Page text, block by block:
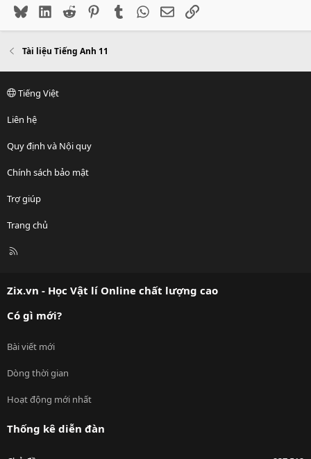
BlueskyLinkedIn
Reddit PinterestTumblr WhatsApp
EmailLink
Tài liệu Tiếng Anh 11
Tiếng Việt
Liên hệ
Quy định và Nội quy
Chính sách bảo mật
Trợ giúp
Trang chủ
R
Zix.vn - Học Vật lí Online chất lượng cao
Có gì mới?
Bài viết mới
Dòng thời gian
Hoạt động mới nhất
Thống kê diễn đàn